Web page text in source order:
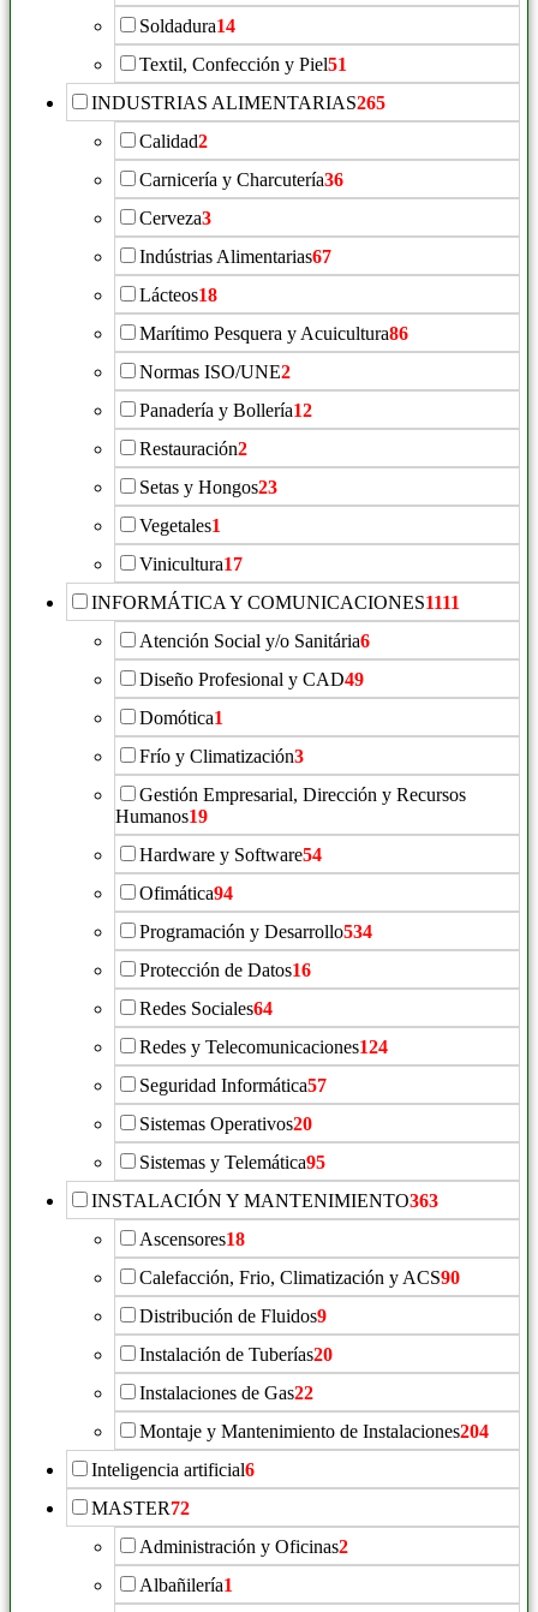
Soldadura14
Textil, Confección y Piel51
INDUSTRIAS ALIMENTARIAS265
Calidad2
Carnicería y Charcutería36
Cerveza3
Indústrias Alimentarias67
Lácteos18
Marítimo Pesquera y Acuicultura86
Normas ISO/UNE2
Panadería y Bollería12
Restauración2
Setas y Hongos23
Vegetales1
Vinicultura17
INFORMÁTICA Y COMUNICACIONES1111
Atención Social y/o Sanitária6
Diseño Profesional y CAD49
Domótica1
Frío y Climatización3
Gestión Empresarial, Dirección y Recursos
Humanos19
Hardware y Software54
Ofimática94
Programación y Desarrollo534
Protección de Datos16
Redes Sociales64
Redes y Telecomunicaciones124
Seguridad Informática57
Sistemas Operativos20
Sistemas y Telemática95
INSTALACIÓN Y MANTENIMIENTO363
Ascensores18
Calefacción, Frio, Climatización y ACS90
Distribución de Fluidos9
Instalación de Tuberías20
Instalaciones de Gas22
Montaje y Mantenimiento de Instalaciones204
Inteligencia artificial6
MASTER72
Administración y Oficinas2
Albañilería1